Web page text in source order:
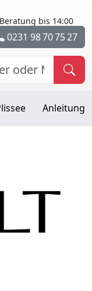
Beratung bis 14:00
0231 98 70 75 27
Anleitung